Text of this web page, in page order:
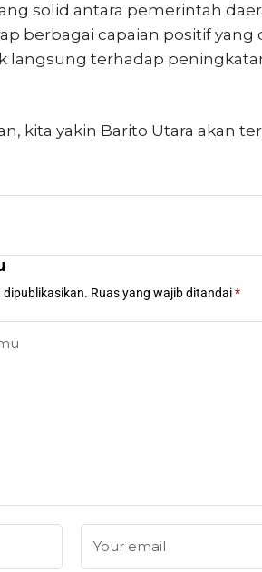
solid antara pemerintah
berbagai capaian positif
langsung terhadap
kita yakin Barito Utara akan
Ruas yang wajib ditandai*